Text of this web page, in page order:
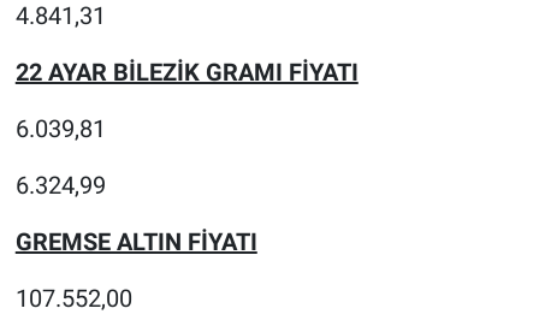
4.841,31
22 AYAR BİLEZİK GRAMI FİYATI
6.039,81
6.324,99
GREMSE ALTIN FİYATI
107.552,00